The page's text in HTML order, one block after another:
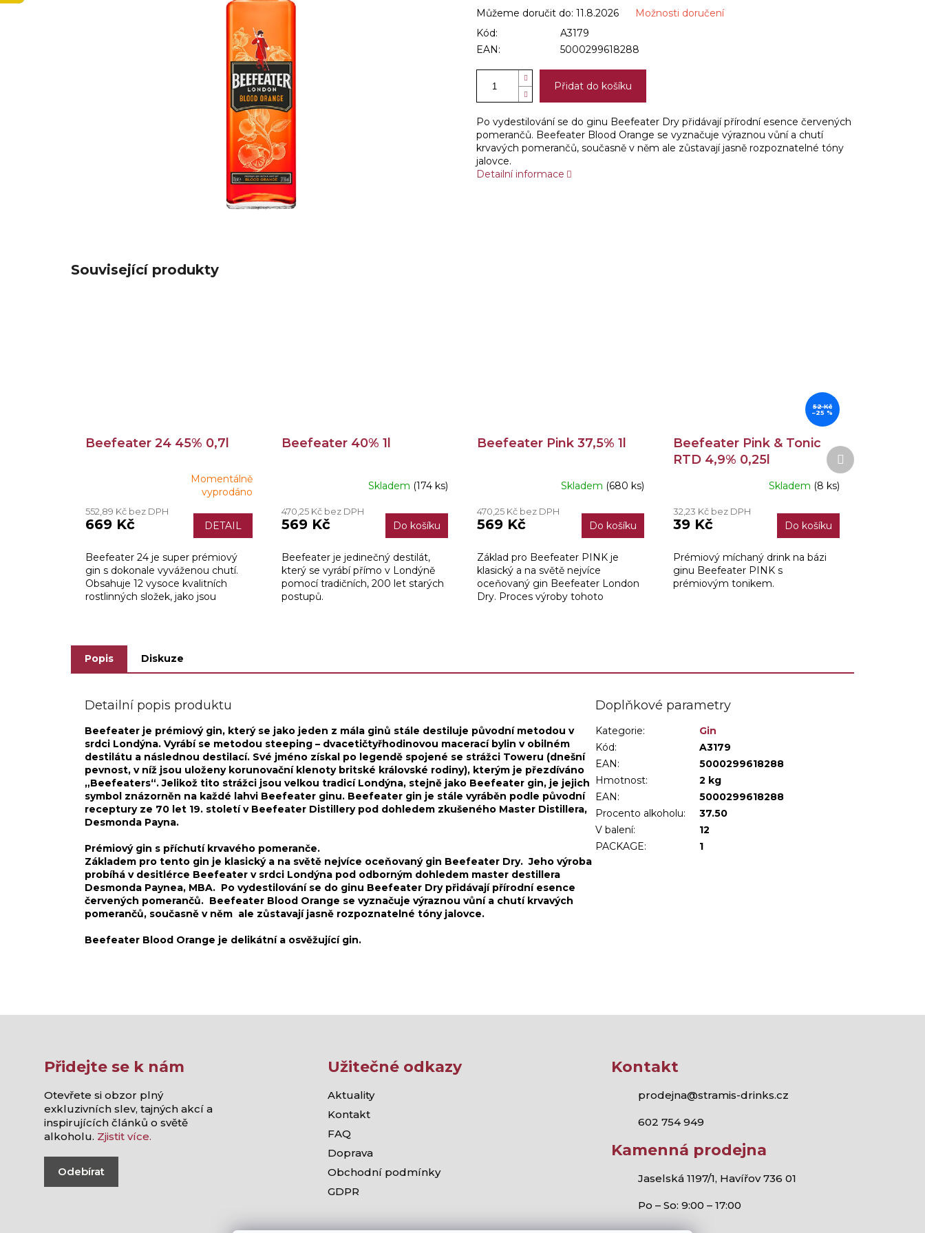
Můžeme doručit do: 11.8.2026
Možnosti doručení
Kód:
A3179
EAN:
5000299618288
Přidat do košíku
Po vydestilování se do ginu Beefeater Dry přidávají přírodní esence červených
pomerančů. Beefeater Blood Orange se vyznačuje výraznou vůní a chutí
krvavých pomerančů, současně v něm ale zůstavají jasně rozpoznatelné tóny
jalovce.
Detailní informace
Související produkty
Beefeater 24 45% 0,7l
produktu
je
z
5
hvězdiček.
Momentálně
vyprodáno
552,89 Kč bez DPH
669 Kč DETAIL
Beefeater 24 je super prémiový
gin s dokonale vyváženou chutí.
Obsahuje 12 vysoce kvalitních
rostlinných složek, jako jsou
Beefeater 40% 1l
produktu
je
z
5
hvězdiček.
Skladem (174 ks)
470,25 Kč bez DPH
569 Kč Do košíku
Beefeater je jedinečný destilát,
který se vyrábí přímo v Londýně
pomocí tradičních, 200 let starých
postupů.
Beefeater Pink 37,5% 1l
produktu
je
z
5
hvězdiček.
Skladem (680 ks)
470,25 Kč bez DPH
569 Kč Do košíku
Základ pro Beefeater PINK je
klasický a na světě nejvíce
oceňovaný gin Beefeater London
Dry. Proces výroby tohoto
52 Kč
–25 %
Beefeater Pink & Tonic
RTD 4,9% 0,25l
produktu
je
z
5
hvězdiček.
Skladem (8 ks)
32,23 Kč bez DPH
39 Kč Do košíku
Prémiový míchaný drink na bázi
ginu Beefeater PINK s
prémiovým tonikem.
Další
produkt
Popis Diskuze
Detailní popis produktu
Beefeater je prémiový gin, který se jako jeden z mála ginů stále destiluje původní metodou v
srdci Londýna. Vyrábí se metodou steeping – dvacetičtyř­hodinovou macerací bylin v obilném
destilátu a následnou destilací. Své jméno získal po legendě spojené se strážci Toweru (dnešní
pevnost, v níž jsou uloženy korunovační klenoty britské královské rodiny), kterým je přezdíváno
„Beefeaters“. Jelikož tito strážci jsou velkou tradicí Londýna, stejně jako Beefeater gin, je jejich
symbol znázorněn na každé lahvi Beefeater ginu. Beefeater gin je stále vyráběn podle původní
receptury ze 70 let 19. století v Beefeater Distillery pod dohledem zkušeného Master Distillera,
Desmonda Payna.
Prémiový gin s příchutí krvavého pomeranče.
Základem pro tento gin je klasický a na světě nejvíce oceňovaný gin Beefeater Dry. Jeho výroba
probíhá v desitlérce Beefeater v srdci Londýna pod odborným dohledem master destillera
Desmonda Paynea, MBA. Po vydestilování se do ginu Beefeater Dry přidávají přírodní esence
červených pomerančů. Beefeater Blood Orange se vyznačuje výraznou vůní a chutí krvavých
pomerančů, současně v něm ale zůstavají jasně rozpoznatelné tóny jalovce.
Beefeater Blood Orange je delikátní a osvěžující gin.
Doplňkové parametry
Kategorie:
Gin
Kód:
A3179
EAN:
5000299618288
Hmotnost:
2 kg
EAN :
5000299618288
Procento alkoholu:
37.50
V balení:
12
PACKAGE: 1
Přidejte se k nám
Otevřete si obzor plný
exkluzivních slev, tajných akcí a
inspirujících článků o světě
alkoholu. Zjistit více.
Odebírat
Užitečné odkazy
Aktuality
Kontakt
FAQ
Doprava
Obchodní podmínky
GDPR
Kontakt
prodejna@stramis-drinks.cz
602 754 949
Kamenná prodejna
Jaselská 1197/1, Havířov 736 01
Po – So: 9:00 – 17:00